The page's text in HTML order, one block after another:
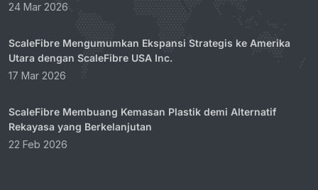
24 Mar 2026
ScaleFibre Mengumumkan Ekspansi Strategis ke Amerika
Utara dengan ScaleFibre USA Inc.
17 Mar 2026
ScaleFibre Membuang Kemasan Plastik demi Alternatif
Rekayasa yang Berkelanjutan
22 Feb 2026